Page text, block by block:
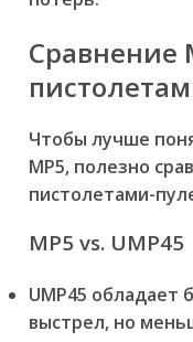
Сравнение
Чтобы лучше
MP5, полезно
пистолетами-
MP5 vs. UMP45
UMP45 обладает
выстрел, но